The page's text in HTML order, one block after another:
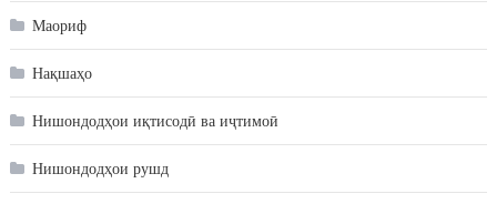
Маориф
Нақшаҳо
Нишондодҳои иқтисодӣ ва иҷтимоӣ
Нишондодҳои рушд